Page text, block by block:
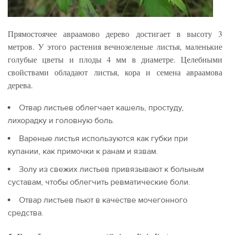
Прямостоячее авраамово дерево достигает в высоту 3
метров. У этого растения вечнозеленые листья, маленькие
голубые цветы и плоды 4 мм в диаметре. Целебными
свойствами обладают листья, кора и семена авраамова
дерева.
Отвар листьев облегчает кашель, простуду,
лихорадку и головную боль.
Вареные листья используются как губки при
купании, как примочки к ранам и язвам.
Золу из свежих листьев привязывают к больным
суставам, чтобы облегчить ревматические боли.
Отвар листьев пьют в качестве мочегонного
средства.